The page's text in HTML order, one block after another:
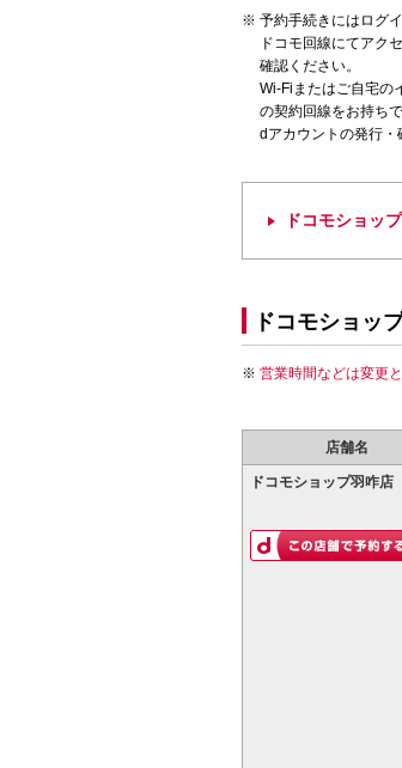
予約手続きにはログ
ドコモ回線にてアク
確認ください。
Wi-Fiまたはご自宅の
の契約回線をお持ち
dアカウントの発行・
ドコモショッ
ドコモショッ
営業時間などは変更
店舗名
ドコモショップ羽咋店